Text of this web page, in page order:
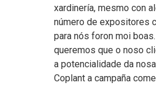
xardinería, mesmo con
número de expositores
para nós foron moi
queremos que o noso
a potencialidade da
Coplant a campaña